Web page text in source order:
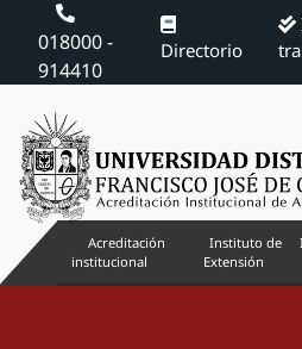
018000 -
914410
Directorio
Acreditación
institucional
Instituto de
Extensión